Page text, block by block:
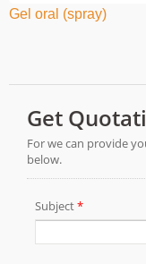
Gel oral (spray)